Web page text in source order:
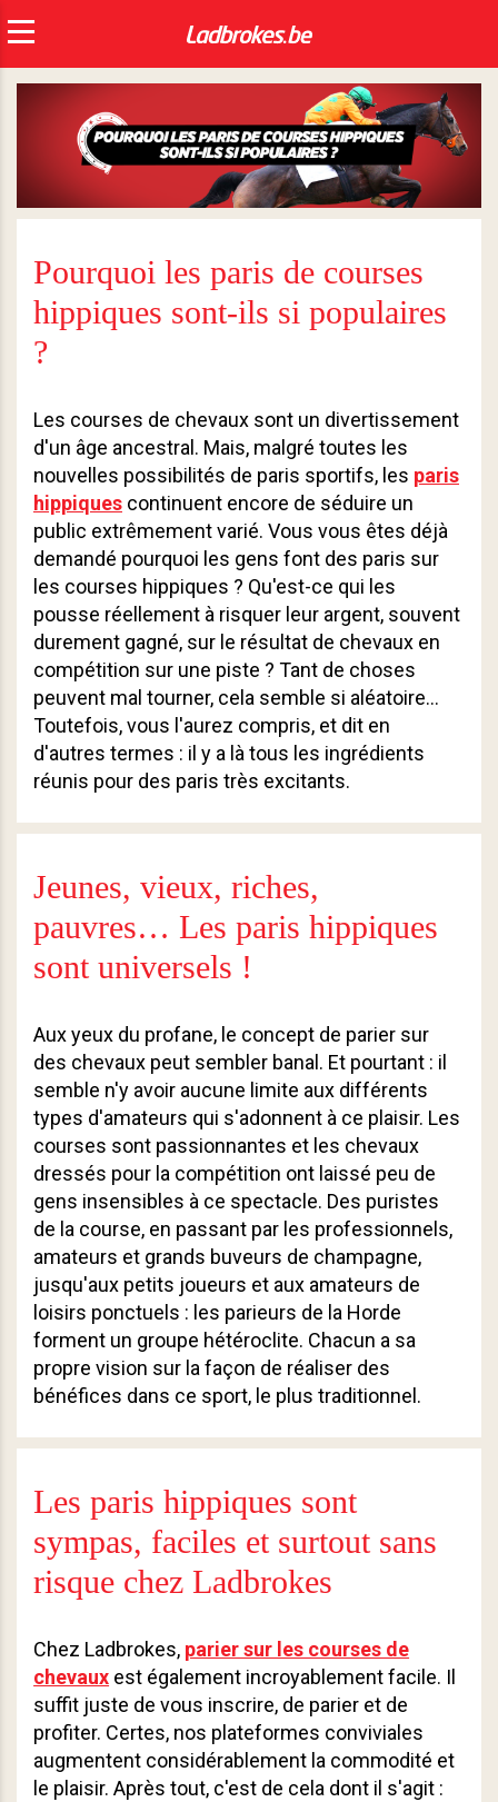
Pourquoi les paris de courses
hippiques sont-ils si populaires
?
Les courses de chevaux sont un divertissement
d'un âge ancestral. Mais, malgré toutes les
nouvelles possibilités de paris sportifs, les paris
hippiques continuent encore de séduire un
public extrêmement varié. Vous vous êtes déjà
demandé pourquoi les gens font des paris sur
les courses hippiques ? Qu'est-ce qui les
pousse réellement à risquer leur argent, souvent
durement gagné, sur le résultat de chevaux en
compétition sur une piste ? Tant de choses
peuvent mal tourner, cela semble si aléatoire…
Toutefois, vous l'aurez compris, et dit en
d'autres termes : il y a là tous les ingrédients
réunis pour des paris très excitants.
Jeunes, vieux, riches,
pauvres… Les paris hippiques
sont universels !
Aux yeux du profane, le concept de parier sur
des chevaux peut sembler banal. Et pourtant : il
semble n'y avoir aucune limite aux différents
types d'amateurs qui s'adonnent à ce plaisir. Les
courses sont passionnantes et les chevaux
dressés pour la compétition ont laissé peu de
gens insensibles à ce spectacle. Des puristes
de la course, en passant par les professionnels,
amateurs et grands buveurs de champagne,
jusqu'aux petits joueurs et aux amateurs de
loisirs ponctuels : les parieurs de la Horde
forment un groupe hétéroclite. Chacun a sa
propre vision sur la façon de réaliser des
bénéfices dans ce sport, le plus traditionnel.
Les paris hippiques sont
sympas, faciles et surtout sans
risque chez Ladbrokes
Chez Ladbrokes, parier sur les courses de
chevaux est également incroyablement facile. Il
suffit juste de vous inscrire, de parier et de
profiter. Certes, nos plateformes conviviales
augmentent considérablement la commodité et
le plaisir. Après tout, c'est de cela dont il s'agit :